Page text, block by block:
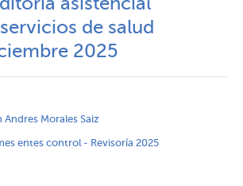
asistencial
de salud
2025
Andres Morales Saiz
entes control - Revisoría 2025